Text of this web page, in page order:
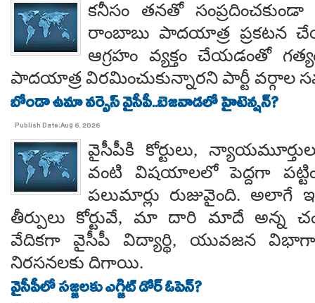
కనీసం తనతో సంప్రదించకుండా
రాంబాబు పాదయాత్ర ప్రకటన
ఆగ్రహం వ్యక్తం చేయడంతో
పాదయాత్ర విరమించుకున్నారని పార్టీ వర్గాల
బోండా ఉమా వర్సెస్ వైసీపీ..బెజవాడలో హైటెన్షన్?
Publish Date:Aug 6, 2026
వైసీపీకి కోర్టులు,
వంటి విషయాలలో పెద్దగా
పలుమార్లు రుజువైంది. అలాగే
తీర్పులు కోర్టువే, మా దారి మాదే అన్న
వేదికగా వైసీపీ విద్యార్థి, యువజన
నిరసనలకు దిగాయి.
వైసీపీలో సజ్జలకు ఎగ్జిట్ డోర్ ఓపెన్?